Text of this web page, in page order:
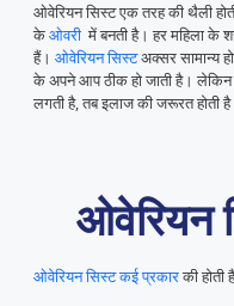
ओवेरियन सिस्ट एक तरह की थैली
केओवरी में बनती है। हर महिला के
हैं। ओवेरियन सिस्टअक्सर सामान्य
के अपने आप ठीक हो जाती है। लेकिन
लगती है, तब इलाज की जरूरत होती
ओवेरियन
ओवेरियन सिस्ट कई प्रकारकी होती